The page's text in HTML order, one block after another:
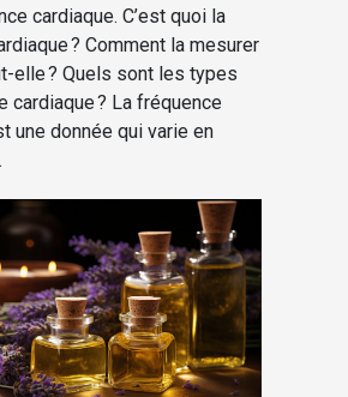
cardiaque. C’est quoi la
? Comment la mesurer
elle ? Quels sont les types
cardiaque ? La fréquence
une donnée qui varie en